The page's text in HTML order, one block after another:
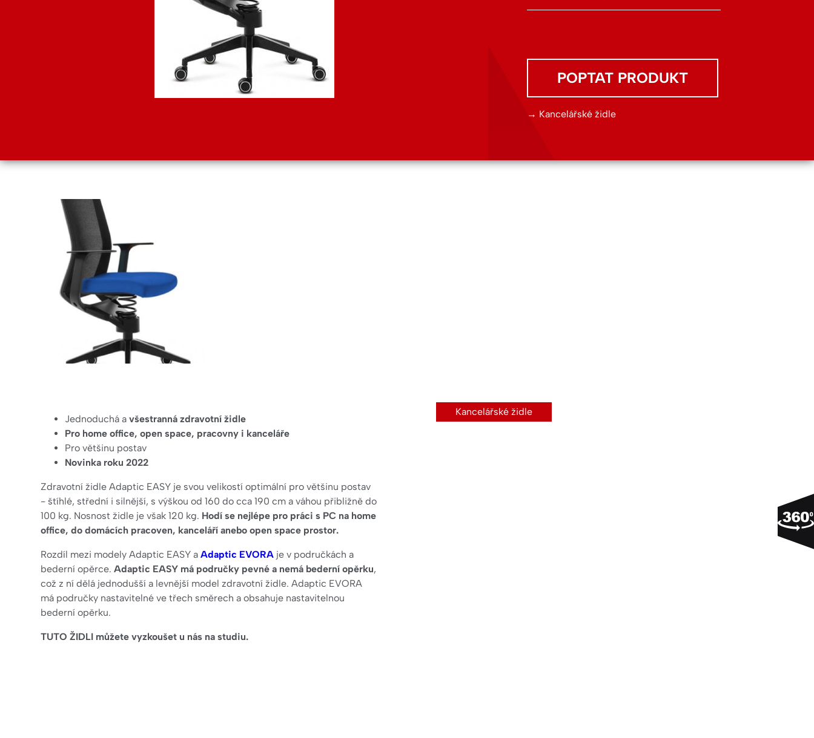
POPTAT PRODUKT
Kancelářské židle
Jednoduchá avšestranná zdravotní židle
Pro home office, open space, pracovny i kanceláře
Pro většinu postav
Novinka roku 2022
Zdravotní židle Adaptic EASY je svou velikostí optimální pro většinu postav
- štíhlé, střední i silnější, s výškou od 160 do cca 190 cm a váhou přibližně do
100 kg. Nosnost židle je však 120 kg. Hodí se nejlépe pro práci s PC na home
office, do domácích pracoven, kanceláří anebo open space prostor.
Rozdíl mezi modely Adaptic EASY aAdaptic EVORA je v područkách a
bederní opěrce.Adaptic EASY má područky pevné a nemá bederní opěrku,
což z ní dělá jednodušší a levnější model zdravotní židle. Adaptic EVORA
má područky nastavitelné ve třech směrech a obsahuje nastavitelnou
bederní opěrku.
TUTO ŽIDLI můžete vyzkoušet u nás na studiu.
Kancelářské židle